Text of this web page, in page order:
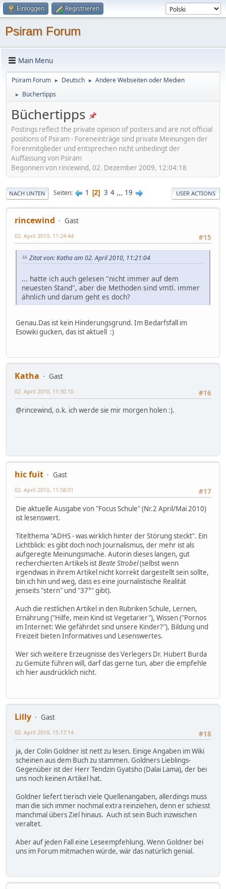
Einloggen Registrieren
Psiram Forum
Main Menu
Psiram Forum ► Deutsch ► Andere Webseiten oder Medien
► Büchertipps
Büchertipps
Postings reflect the private opinion of posters and are not official
positions of Psiram - Foreneinträge sind private Meinungen der
Forenmitglieder und entsprechen nicht unbedingt der
Auffassung von Psiram
Begonnen von rincewind, 02. Dezember 2009, 12:04:18
NACH UNTEN Seiten 1 2 3 4 ... 19 USER ACTIONS
rincewind
Gast
#15
02. April 2010, 11:24:44
Zitat von: Katha am 02. April 2010, 11:21:04
... hatte ich auch gelesen "nicht immer auf dem
neuesten Stand", aber die Methoden sind vmtl. immer
ähnlich und darum geht es doch?
Genau.Das ist kein Hinderungsgrund. Im Bedarfsfall im
Esowiki gucken, das ist aktuell :)
Katha
Gast
#16
02. April 2010, 11:30:10
@rincewind, o.k. ich werde sie mir morgen holen :).
hic fuit
Gast
#17
02. April 2010, 11:58:01
Die aktuelle Ausgabe von "Focus Schule" (Nr.2 April/Mai 2010)
ist lesenswert.
Titelthema "ADHS - was wirklich hinter der Störung steckt". Ein
Lichtblick: es gibt doch noch Journalismus, der mehr ist als
aufgeregte Meinungsmache. Autorin dieses langen, gut
recherchierten Artikels istBeate Strobel(selbst wenn
irgendwas in ihrem Artikel nicht korrekt dargestellt sein sollte,
bin ich hin und weg, dass es eine journalistische Realität
jenseits "stern" und "37°" gibt).
Auch die restlichen Artikel in den Rubriken Schule, Lernen,
Ernährung ("Hilfe, mein Kind ist Vegetarier"), Wissen ("Pornos
im Internet: Wie gefährdet sind unsere Kinder?"), Bildung und
Freizeit bieten Informatives und Lesenswertes.
Wer sich weitere Erzeugnisse des Verlegers Dr. Hubert Burda
zu Gemüte führen will, darf das gerne tun, aber die empfehle
ich hier ausdrücklich nicht.
Lilly
Gast
#18
02. April 2010, 15:17:14
ja, der Colin Goldner ist nett zu lesen. Einige Angaben im Wiki
scheinen aus dem Buch zu stammen. Goldners Lieblings-
Gegenüber ist der Herr Tendzin Gyatsho (Dalai Lama), der bei
uns noch keinen Artikel hat.
Goldner liefert tierisch viele Quellenangaben, allerdings muss
man die sich immer nochmal extra reinziehen, denn er schiesst
manchmal übers Ziel hinaus. Auch ist sein Buch inzwischen
veraltet.
Aber auf jeden Fall eine Leseempfehlung. Wenn Goldner bei
uns im Forum mitmachen würde, wär das natürlich genial.